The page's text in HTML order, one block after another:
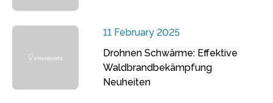
11 February 2025
Drohnen Schwärme: Effektive
Waldbrandbekämpfung
Neuheiten